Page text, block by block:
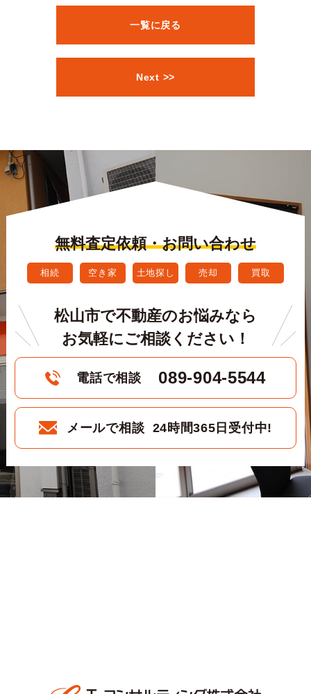
一覧に戻る
Next >>
無料査定依頼・お問い合わせ
相続 空き家 土地探し 売却 買取
松山市で不動産のお悩みなら
お気軽にご相談ください！
電話で相談 089-904-5544
メールで相談 24時間365日受付中!